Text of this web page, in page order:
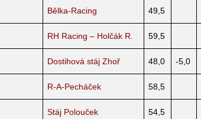
Bělka-Racing 49,5
RH Racing – Holčák R. 59,5
Dostihová stáj Zhoř 48,0 -5,0
R-A-Pecháček 58,5
Stáj Polouček 54,5